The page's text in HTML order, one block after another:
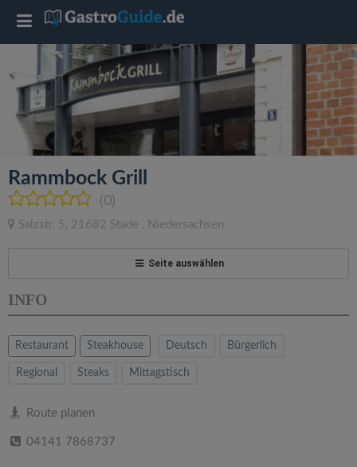
Rammbock Grill
(0)
Salzstr. 5 , 21682 Stade , Niedersachsen
Seite auswählen
INFO
Restaurant Steakhouse Deutsch Bürgerlich
Regional Steaks Mittagstisch
Route planen
04141 7868737
T
g
g
l
e
a
v
g